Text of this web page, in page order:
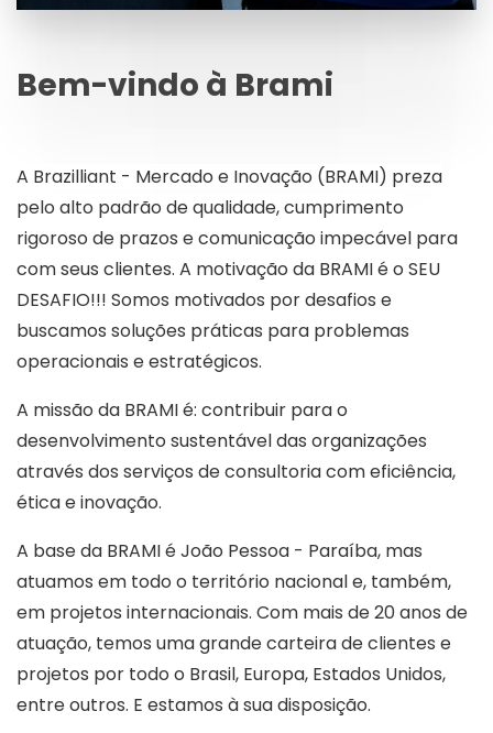
Bem-vindo à Brami
A Brazilliant - Mercado e Inovação (BRAMI) preza
pelo alto padrão de qualidade, cumprimento
rigoroso de prazos e comunicação impecável para
com seus clientes. A motivação da BRAMI é o SEU
DESAFIO!!! Somos motivados por desafios e
buscamos soluções práticas para problemas
operacionais e estratégicos.
A missão da BRAMI é: contribuir para o
desenvolvimento sustentável das organizações
através dos serviços de consultoria com eficiência,
ética e inovação.
A base da BRAMI é João Pessoa - Paraíba, mas
atuamos em todo o território nacional e, também,
em projetos internacionais. Com mais de 20 anos de
atuação, temos uma grande carteira de clientes e
projetos por todo o Brasil, Europa, Estados Unidos,
entre outros. E estamos à sua disposição.